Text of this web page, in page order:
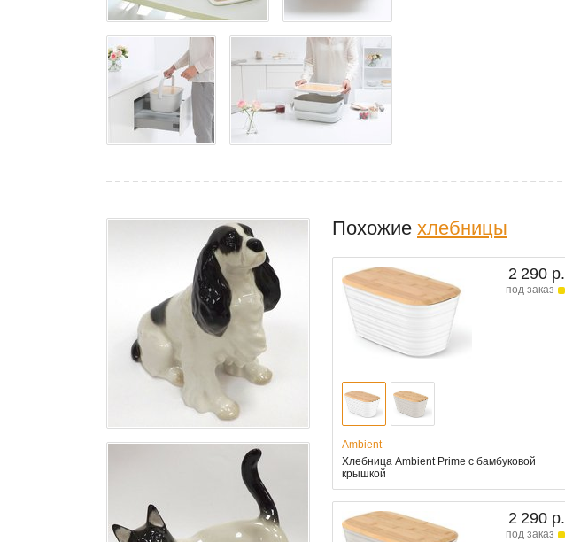
Похожие хлебницы
2 290 р.
под заказ
Ambient
Хлебница Ambient Prime с бамбуковой
крышкой
2 290 р.
под заказ